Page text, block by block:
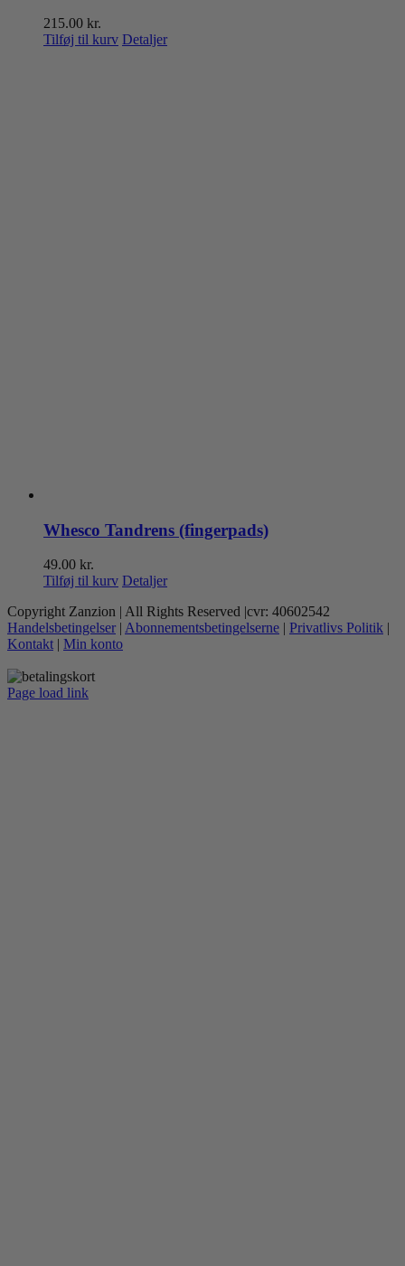
215.00 kr.
Tilføj til kurv Detaljer
Whesco Tandrens (fingerpads)
49.00 kr.
Tilføj til kurv Detaljer
Copyright Zanzion | All Rights Reserved |cvr: 40602542
Handelsbetingelser | Abonnementsbetingelserne | Privatlivs Politik |
Kontakt | Min konto
Page load link